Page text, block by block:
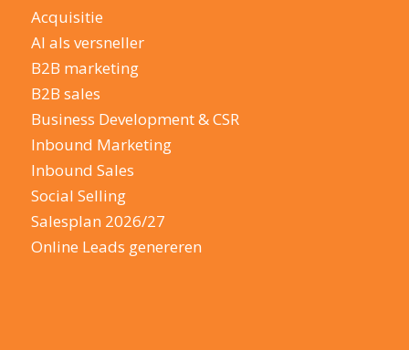
Acquisitie
AI als versneller
B2B marketing
B2B sales
Business Development & CSR
Inbound Marketing
Inbound Sales
Social Selling
Salesplan 2026/27
Online Leads genereren